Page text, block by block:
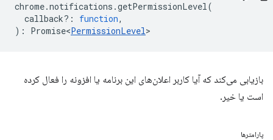
chrome.notifications .getPermissionLevel(
callback? : function,
) : Promise<PermissionLevel>
بازیابی می‌کند که آیا کاربر اعلان‌های این برنامه یا افزونه را فعال کرده
است یا خیر.
پارامترها